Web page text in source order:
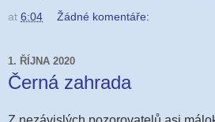
at 6:04 Žádné komentáře:
1. ŘÍJNA 2020
Černá zahrada